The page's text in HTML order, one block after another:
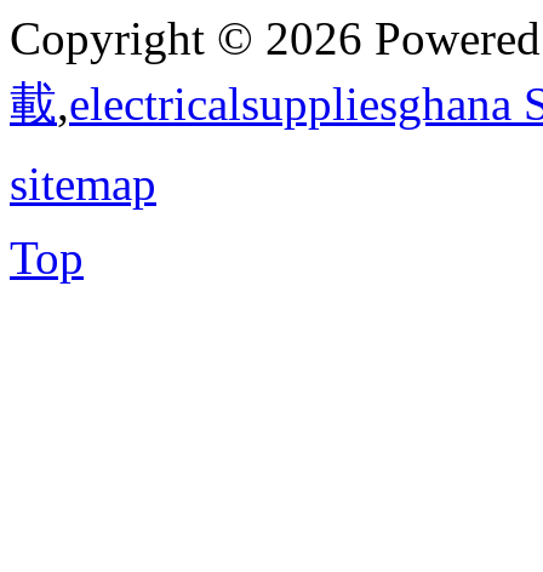
Copyright © 2026
載,electricalsuppliesghana
sitemap
Top